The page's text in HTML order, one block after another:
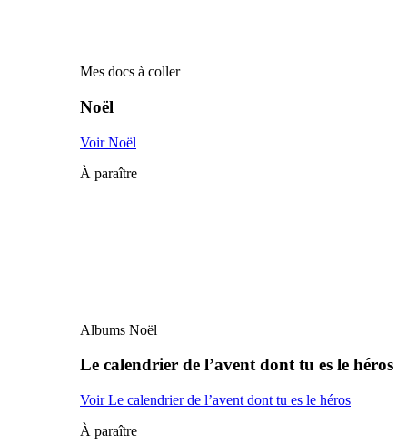
Mes docs à coller
Noël
Voir Noël
À paraître
Albums Noël
Le calendrier de l’avent dont tu es le héros
Voir Le calendrier de l’avent dont tu es le héros
À paraître